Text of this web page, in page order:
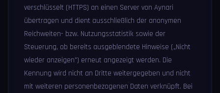
verschlüsselt (HTTPS) an einen Server von Aynari
übertragen und dient ausschließlich der anonymen
Reichweiten- bzw. Nutzungsstatistik sowie der
Steuerung, ob bereits ausgeblendete Hinweise („Nicht
wieder anzeigen") erneut angezeigt werden. Die
Kennung wird nicht an Dritte weitergegeben und nicht
mit weiteren personenbezogenen Daten verknüpft. Bei